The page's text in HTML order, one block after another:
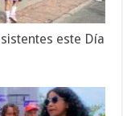
este Día